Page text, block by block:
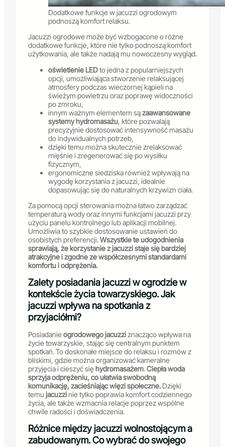
Dodatkowe funkcje w jacuzzi ogrodowym
podnoszą komfort relaksu.
Jacuzzi ogrodowe może być wzbogacone o różne
dodatkowe funkcje, które nie tylko podnoszą komfort
użytkowania, ale także nadają mu nowoczesny wygląd.
oświetlenie LEDto jedna z popularniejszych
opcji, umożliwiająca stworzenie relaksującej
atmosfery podczas wieczornej kąpieli na
świeżym powietrzu oraz poprawę widoczności
po zmroku,
innym ważnym elementem sązaawansowane
systemy hydromasażu, które pozwalają
precyzyjnie dostosować intensywność masażu
do indywidualnych potrzeb,
dzięki temu można skutecznie zrelaksować
mięśnie i zregenerować się po wysiłku
fizycznym,
ergonomiczne siedziska również wpływają na
wygodę korzystania z jacuzzi, idealnie
dopasowując się do naturalnych krzywizn ciała.
Za pomocą opcji sterowania można łatwo zarządzać
temperaturą wody oraz innymi funkcjami jacuzzi przy
użyciu panelu kontrolnego lub aplikacji mobilnej.
Umożliwia to szybkie dostosowanie ustawień do
osobistych preferencji.Wszystkie te udogodnienia
sprawiają, że korzystanie z jacuzzi staje się bardziej
atrakcyjne i zgodne ze współczesnymi standardami
komfortu i odprężenia.
Zalety posiadania jacuzzi w ogrodzie w
kontekście życia towarzyskiego. Jak
jacuzzi wpływa na spotkania z
przyjaciółmi?
Posiadanie ogrodowego jacuzziznacząco wpływa na
życie towarzyskie, stając się centralnym punktem
spotkań. To doskonałe miejsce do relaksu i rozmów z
bliskimi, gdzie można organizować kameralne
przyjęcia i cieszyć się hydromasażem.Ciepła woda
sprzyja odprężeniu, co ułatwia swobodną
komunikację, zacieśniając więzi społeczne. Dzięki
temu jacuzzinie tylko poprawia komfort codziennego
życia, ale także wzmacnia relacje poprzez wspólne
chwile radości i doświadczenia.
Różnice między jacuzzi wolnostojącym a
zabudowanym. Co wybrać do swojego